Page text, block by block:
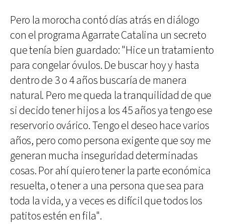
Pero la morocha contó días atrás en diálogo
con el programa Agarrate Catalina un secreto
que tenía bien guardado: "Hice un tratamiento
para congelar óvulos. De buscar hoy y hasta
dentro de 3 o 4 años buscaría de manera
natural. Pero me queda la tranquilidad de que
si decido tener hijos a los 45 años ya tengo ese
reservorio ovárico. Tengo el deseo hace varios
años, pero como persona exigente que soy me
generan mucha inseguridad determinadas
cosas. Por ahí quiero tener la parte económica
resuelta, o tener a una persona que sea para
toda la vida, y a veces es difícil que todos los
patitos estén en fila".